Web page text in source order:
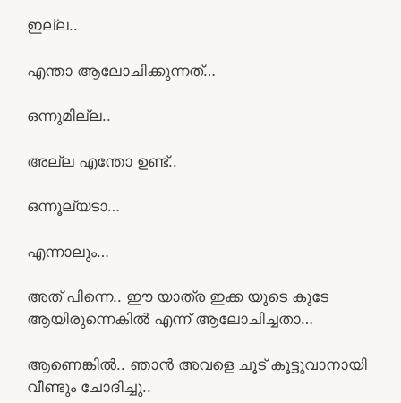
ഇല്ല..
എന്താ ആലോചിക്കുന്നത്…
ഒന്നുമില്ല..
അല്ല എന്തോ ഉണ്ട്..
ഒന്നൂല്യടാ…
എന്നാലും…
അത് പിന്നെ.. ഈ യാത്ര ഇക്ക യുടെ കൂടേ
ആയിരുന്നെകിൽ എന്ന് ആലോചിച്ചതാ…
ആണെങ്കിൽ.. ഞാൻ അവളെ ചൂട് കൂട്ടുവാനായി
വീണ്ടും ചോദിച്ചു..